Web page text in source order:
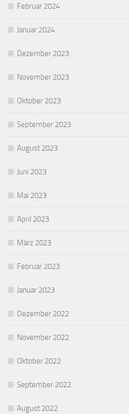
Februar 2024
Januar 2024
Dezember 2023
November 2023
Oktober 2023
September 2023
August 2023
Juni 2023
Mai 2023
April 2023
März 2023
Februar 2023
Januar 2023
Dezember 2022
November 2022
Oktober 2022
September 2022
August 2022